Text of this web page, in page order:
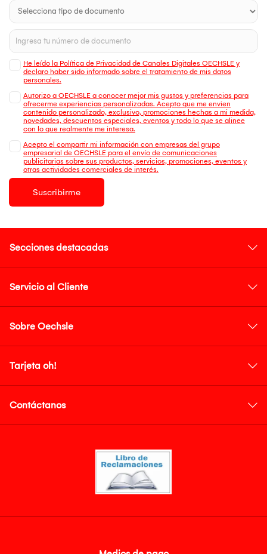
He leído la Política de Privacidad de Canales Digitales OECHSLE y
declaro haber sido informado sobre el tratamiento de mis datos
personales.
Autorizo a OECHSLE a conocer mejor mis gustos y preferencias para
ofrecerme experiencias personalizadas. Acepto que me envien
contenido personalizado, exclusivo, promociones hechas a mi medida,
novedades, descuentos especiales, eventos y todo lo que se alinee
con lo que realmente me interesa.
Acepto el compartir mi información con empresas del grupo
empresarial de OECHSLE para el envío de comunicaciones
publicitarias sobre sus productos, servicios, promociones, eventos y
otras actividades comerciales de interés.
Suscribirme
Secciones destacadas
Servicio al Cliente
Sobre Oechsle
Tarjeta oh!
Contáctanos